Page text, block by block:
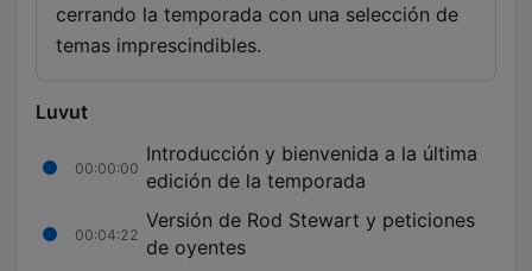
cerrando la temporada con una selección de
temas imprescindibles.
Luvut
00:00:00
Introducción y bienvenida a la última
edición de la temporada
00:04:22
Versión de Rod Stewart y peticiones
de oyentes